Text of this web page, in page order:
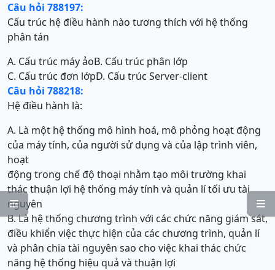


Câu hỏi 788197:
Cấu trúc hệ điều hành nào tương thích với hệ thống
phân tán
A. Cấu trúc máy ảoB. Cấu trúc phân lớp
C. Cấu trúc đơn lớpD. Cấu trúc Server-client
Câu hỏi 788218:
Hệ điều hành là:
A. Là một hệ thống mô hình hoá, mô phỏng hoạt động
của máy tính, của người sử dụng và của lập trình viên,
hoạt
động trong chế độ thoại nhằm tạo môi trường khai
thác thuận lợi hệ thống máy tính và quản lí tối ưu tài
nguyên
B. Là hệ thống chương trình với các chức năng giám sát,
điều khiển việc thực hiện của các chương trình, quản lí
và phân chia tài nguyên sao cho việc khai thác chức
năng hệ thống hiệu quả và thuận lợi